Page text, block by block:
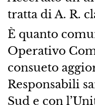
tratta di A. R.
È quanto
Operativo
consueto
Responsabili
Sud​ e con